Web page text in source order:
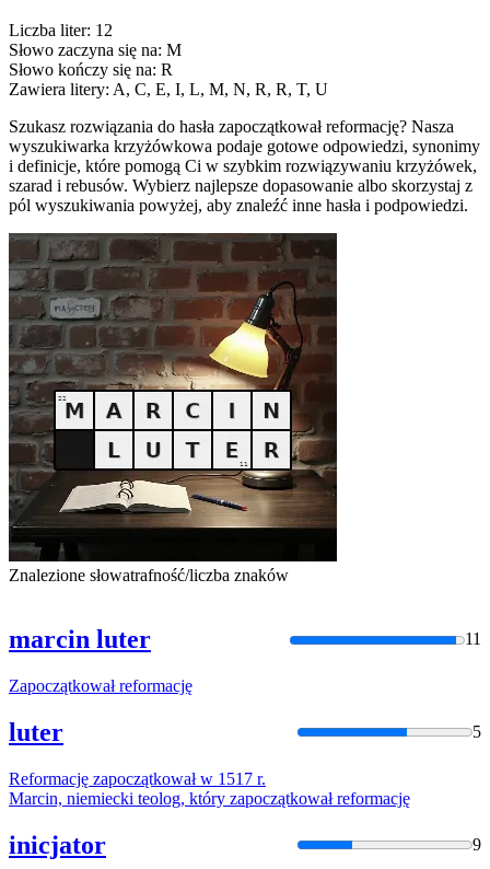
Liczba liter: 12
Słowo zaczyna się na: M
Słowo kończy się na: R
Zawiera litery: A, C, E, I, L, M, N, R, R, T, U
Szukasz rozwiązania do hasła zapoczątkował reformację? Nasza
wyszukiwarka krzyżówkowa podaje gotowe odpowiedzi, synonimy
i definicje, które pomogą Ci w szybkim rozwiązywaniu krzyżówek,
szarad i rebusów. Wybierz najlepsze dopasowanie albo skorzystaj z
pól wyszukiwania powyżej, aby znaleźć inne hasła i podpowiedzi.
Znalezione słowatrafność/liczba znaków
marcin luter 11
Zapoczątkował reformację
luter 5
Reformację zapoczątkowałw 1517 r.
Marcin, niemiecki teolog, który zapoczątkował reformację
inicjator 9